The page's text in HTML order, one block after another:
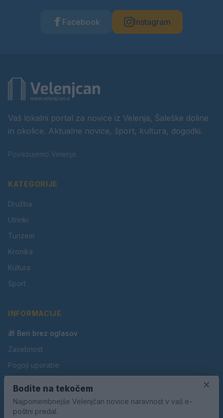
Facebook Instagram
Vaš lokalni portal za novice iz Velenja, Šaleške doline
in okolice. Aktualne novice, šport, kultura, dogodki.
Povezujemo Velenje.
KATEGORIJE
Družba
Utrinki
Turizem
Kronika
Kultura
Šport
INFORMACIJE
🎁 Beri brez oglasov
Zasebnost
Pogoji uporabe
Oglaševanje
Kontakt
×
Bodite na tekočem
Najpomembnejše Velenjčan novice naravnost v vaš e-
poštni predal.